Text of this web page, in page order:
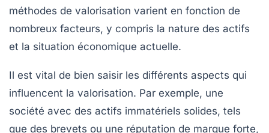
méthodes de valorisation varient en fonction de
nombreux facteurs, y compris la nature des actifs
et la situation économique actuelle.
Il est vital de bien saisir les différents aspects qui
influencent la valorisation. Par exemple, une
société avec des actifs immatériels solides, tels
que des brevets ou une réputation de marque forte,